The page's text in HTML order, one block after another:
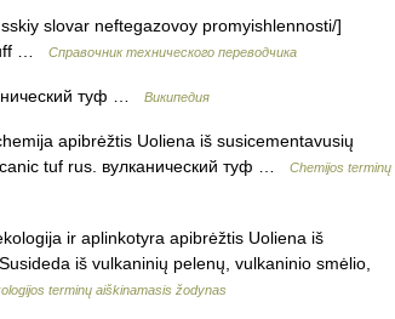
slovar neftegazovoy promyishlennosti/]
…
Справочник технического переводчика
туф … Википедия
apibrėžtis Uoliena iš susicementavusių
tuf rus. вулканический туф …
Chemijos terminų
ir aplinkotyra apibrėžtis Uoliena iš
iš vulkaninių pelenų, vulkaninio smėlio,
terminų aiškinamasis žodynas